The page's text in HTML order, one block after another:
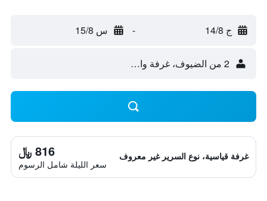
ج 14/8 - س 15/8
2 من الضيوف، غرفة واحدة
غرفة قياسية، نوع السرير غير معروف 816 ﷼
سعر الليلة شامل الرسوم